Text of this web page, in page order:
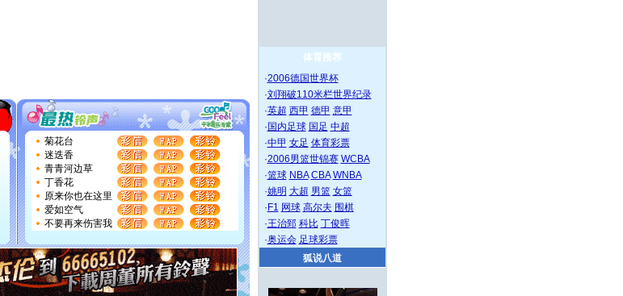
要平安！千万要知足！千万不要忘记我！
[圣诞节]不只这样的日子才会想起你,而是这样的日子才
能正大光明地骚扰你,告诉你,圣诞要快乐!新年要快乐!天天
都要快乐噢!
[圣诞节]奉上一颗祝福的心,在这个特别的日子里,愿幸福,
如意,快乐,鲜花,一切美好的祝愿与你同在.圣诞快乐!
[元旦]
看到你我会触电；看不到你我要充电；没有你我会
断电。爱你是我职业，想你是我事业，抱你是我特长，吻
你是我专业！水晶之恋祝你新年快乐
[元旦]
如果上天让我许三个愿望，一是今生今世和你在一
起；二是再生再世和你在一起；三是三生三世和你不再分
离。水晶之恋祝你新年快乐
[元旦]当我狠下心扭头离去那一刻，你在我身后无助地哭
泣，这痛楚让我明白我多么爱你。我转身抱住你：这猪不
卖了。水晶之恋祝你新年快乐。
菊花台
迷迭香
青青河边草
丁香花
原来你也在这里
爱如空气
不要再来伤害我
体育推荐
·2006德国世界杯
·刘翔破110米栏世界纪录
·英超 西甲 德甲 意甲
· 国内足球 国足 中超
·中甲 女足 体育彩票
·2006男篮世锦赛 WCBA
·篮球 NBA CBA WNBA
·姚明 大超 男篮 女篮
· F1 网球 高尔夫 围棋
·王治郅 科比 丁俊晖
·奥运会 足球彩票
狐说八道